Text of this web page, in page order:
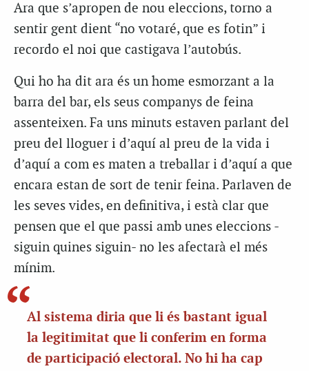
Ara que s’apropen de nou eleccions, torno a
sentir gent dient “no votaré, que es fotin” i
recordo el noi que castigava l’autobús.
Qui ho ha dit ara és un home esmorzant a la
barra del bar, els seus companys de feina
assenteixen. Fa uns minuts estaven parlant del
preu del lloguer i d’aquí al preu de la vida i
d’aquí a com es maten a treballar i d’aquí a que
encara estan de sort de tenir feina. Parlaven de
les seves vides, en definitiva, i està clar que
pensen que el que passi amb unes eleccions -
siguin quines siguin- no les afectarà el més
mínim.
Al sistema diria que li és bastant igual
la legitimitat que li conferim en forma
de participació electoral. No hi ha cap